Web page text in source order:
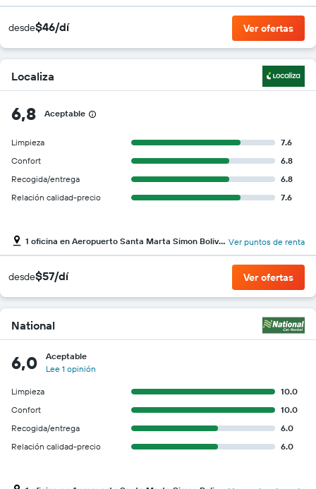
desde$46/dí Ver ofertas
Localiza
6,8 Aceptable
Limpieza
7.6
Confort
6.8
Recogida/entrega
6.8
Relación calidad-precio
7.6
1 oficina en Aeropuerto Santa Marta Simon Bolivar Ver puntos de renta
desde$57/dí Ver ofertas
National
6,0
Aceptable
Lee 1 opinión
Limpieza
10.0
Confort
10.0
Recogida/entrega
6.0
Relación calidad-precio
6.0